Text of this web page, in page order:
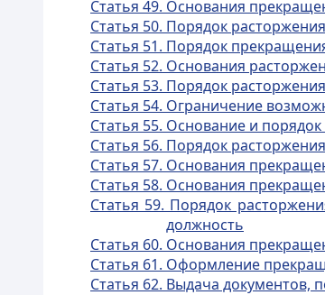
Статья 49. Основания
Статья 50. Порядок
Статья 51. Порядок
Статья 52. Основания
Статья 53. Порядок
Статья 54. Ограничение
Статья 55. Основание и
Статья 56. Порядок
Статья 57. Основания
Статья 58. Основания
Статья 59. Порядок
должность
Статья 60. Основания
Статья 61. Оформление
Статья 62. Выдача документов,